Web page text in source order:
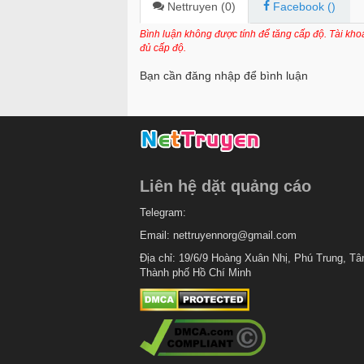
Chapter 117
Chapter 116
Chapter 114
Chapter 112
Chapter 110
Chapter 109
Chapter 107
Chapter 106
Chapter 105
Chapter 104
Nettruyen (0) Facebook ()
Bình luận không được tính để tăng cấp độ. Tài
đủ cấp độ.
Bạn cần đăng nhập để bình luận
Liên hệ dặt quảng cáo
Telegram:
Email: nettruyennorg@gmail.com
Địa chỉ: 19/6/9 Hoàng Xuân Nhị, Phú Trung,
Thành phố Hồ Chí Minh